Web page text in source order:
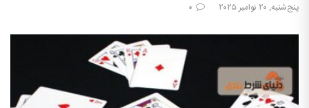
پنج‌شنبه, ۲۰ نوامبر ۲۰۲۵ ۰